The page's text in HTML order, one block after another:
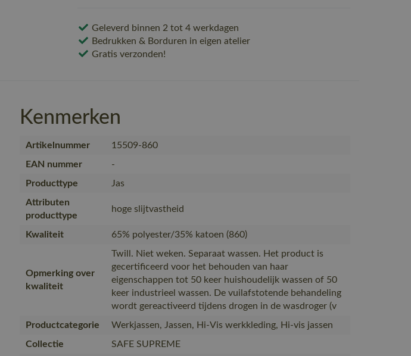
Geleverd binnen 2 tot 4 werkdagen
Bedrukken & Borduren in eigen atelier
Gratis verzonden!
Kenmerken
Artikelnummer
15509-860
EAN nummer
-
Producttype
Jas
Attributen
producttype
hoge slijtvastheid
Kwaliteit 65% polyester/35% katoen (860)
Opmerking over
kwaliteit
Twill. Niet weken. Separaat wassen. Het product is
gecertificeerd voor het behouden van haar
eigenschappen tot 50 keer huishoudelijk wassen of 50
keer industrieel wassen. De vuilafstotende behandeling
wordt gereactiveerd tijdens drogen in de wasdroger (v
Productcategorie
Werkjassen, Jassen, Hi-Vis werkkleding, Hi-vis jassen
Collectie
SAFE SUPREME